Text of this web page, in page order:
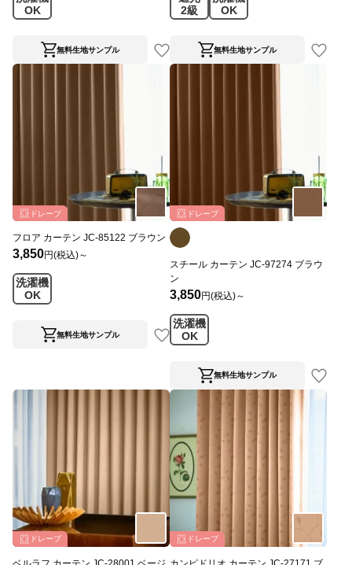
OK
無料生地サンプル
2級
OK
無料生地サンプル
ドレープ
フロア カーテン JC-85122 ブラウン
3,850円(税込)～
洗濯機
OK
無料生地サンプル
ドレープ
スチール カーテン JC-97274 ブラウ
ン
3,850円(税込)～
洗濯機
OK
無料生地サンプル
ドレープ ドレープ